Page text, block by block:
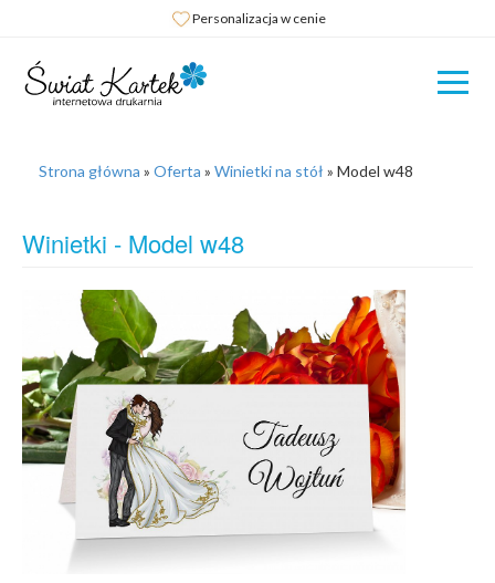
Personalizacja w cenie
Strona główna » Oferta » Winietki na stół » Model w48
Winietki - Model w48